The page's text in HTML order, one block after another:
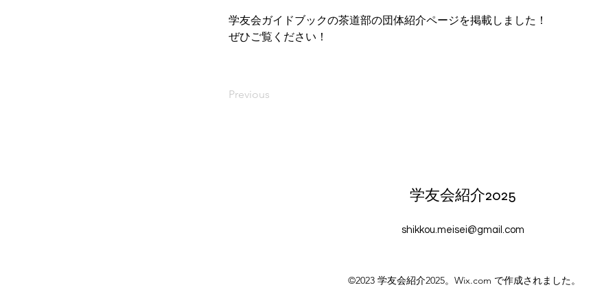
学友会ガイドブックの茶道部の団体紹介ページを掲載しました！
ぜひご覧ください！
Previous
学友会紹介2025
shikkou.meisei@gmail.com
©2023 学友会紹介2025。Wix.com で作成されました。